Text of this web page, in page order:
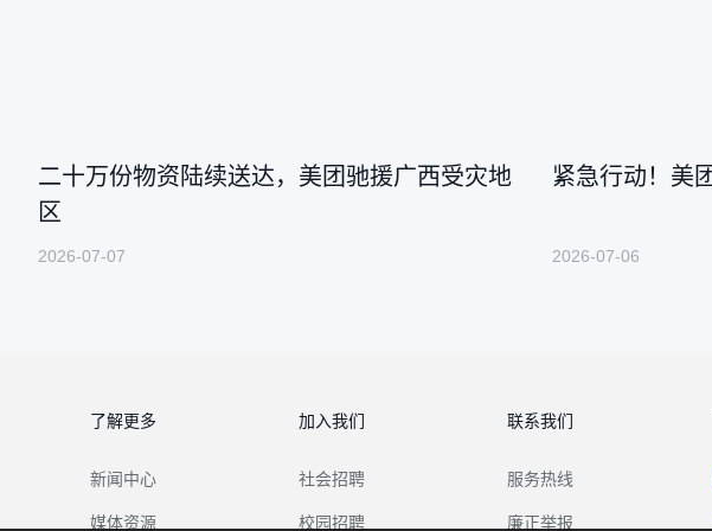
二十万份物资陆续送达，美团驰援广西受灾地
区
2026-07-07
紧急行动！美
2026-07-06
了解更多
新闻中心
媒体资源
加入我们
社会招聘
校园招聘
联系我们
服务热线
廉正举报